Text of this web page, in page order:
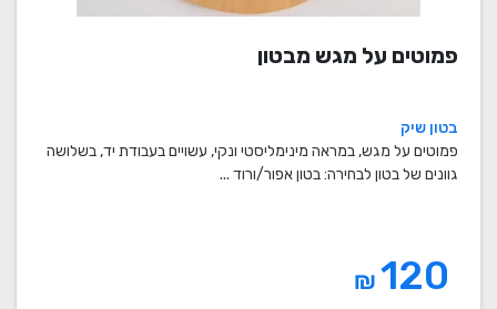
פמוטים על מגש מבטון
בטון שיק
פמוטים על מגש, במראה מינימליסטי ונקי, עשויים בעבודת יד, בשלושה
גוונים של בטון לבחירה: בטון אפור/ורוד ...
₪